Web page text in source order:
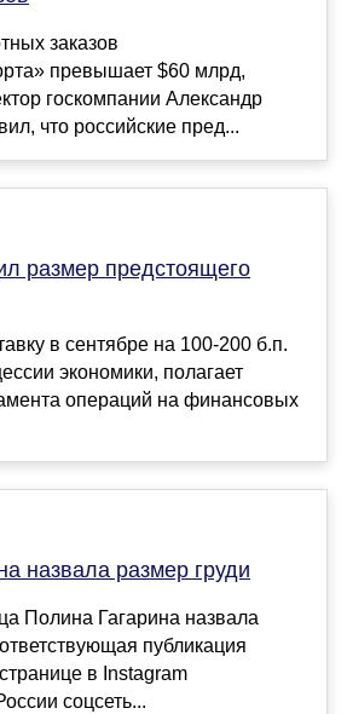
заказов
превышает $60 млрд,
госкомпании Александр
что российские пред...
размер предстоящего
в сентябре на 100-200 б.п.
экономики, полагает
операций на финансовых
назвала размер груди
Полина Гагарина назвала
публикация
в Instagram
соцсеть...